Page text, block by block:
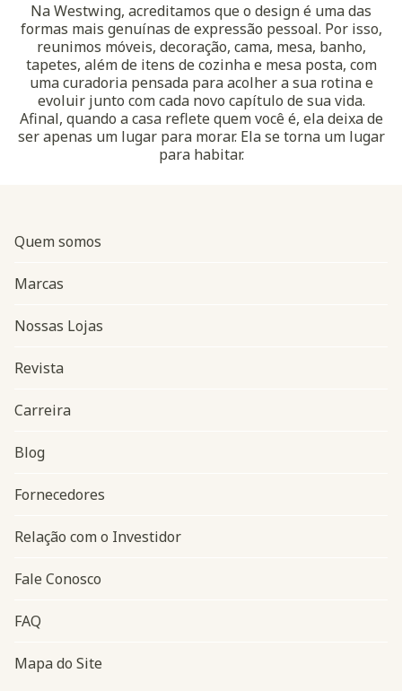
Na Westwing, acreditamos que o design é uma das
formas mais genuínas de expressão pessoal. Por isso,
reunimos móveis, decoração, cama, mesa, banho,
tapetes, além de itens de cozinha e mesa posta, com
uma curadoria pensada para acolher a sua rotina e
evoluir junto com cada novo capítulo de sua vida.
Afinal, quando a casa reflete quem você é, ela deixa de
ser apenas um lugar para morar. Ela se torna um lugar
para habitar.
Navegação do rodapé
Quem somos
Marcas
Nossas Lojas
Revista
Carreira
Blog
Fornecedores
Relação com o Investidor
Fale Conosco
FAQ
Mapa do Site